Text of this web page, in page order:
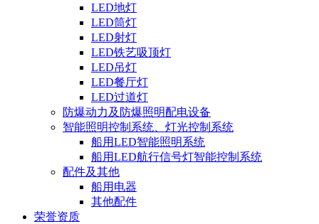
LED地灯
LED筒灯
LED射灯
LED铁艺吸顶灯
LED吊灯
LED餐厅灯
LED过道灯
防爆动力及防爆照明配电设备
智能照明控制系统、灯光控制系统
船用LED智能照明系统
船用LED航行信号灯智能控制系统
配件及其他
船用电器
其他配件
荣誉资质